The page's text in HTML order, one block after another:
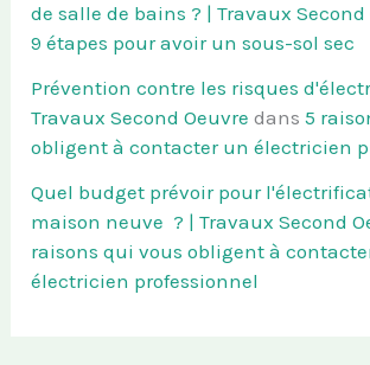
de salle de bains ? | Travaux Second
9 étapes pour avoir un sous-sol sec
Prévention contre les risques
Travaux Second Oeuvre dans5
obligent à contacter un électricien
Quel budget prévoir pour
maison neuve ? | Travaux Second
raisons qui vous obligent à
électricien professionnel